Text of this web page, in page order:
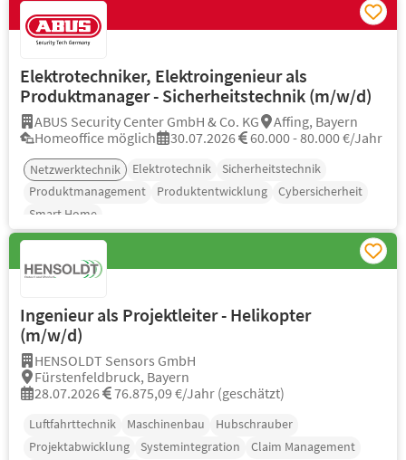
Elektrotechniker, Elektroingenieur als
Produktmanager - Sicherheitstechnik (m/w/d)
ABUS Security Center GmbH & Co. KG
Affing, Bayern
Homeoffice möglich
30.07.2026 60.000 - 80.000 €/Jahr
Netzwerktechnik Elektrotechnik
Sicherheitstechnik
Produktmanagement
Produktentwicklung
Cybersicherheit
Smart Home
Ingenieur als Projektleiter - Helikopter
(m/w/d)
HENSOLDT Sensors GmbH
Fürstenfeldbruck, Bayern
28.07.2026
76.875,09 €/Jahr (geschätzt)
Luftfahrttechnik Maschinenbau
Hubschrauber
Projektabwicklung
Systemintegration
Claim Management